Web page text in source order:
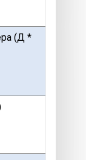
(Д *